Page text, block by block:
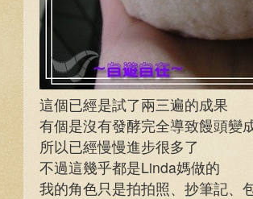
這個已經是試了兩三遍的成果
有個是沒有發酵完全導致饅頭變
所以已經慢慢進步很多了
不過這幾乎都是Linda媽做的
我的角色只是拍拍照、抄筆記、